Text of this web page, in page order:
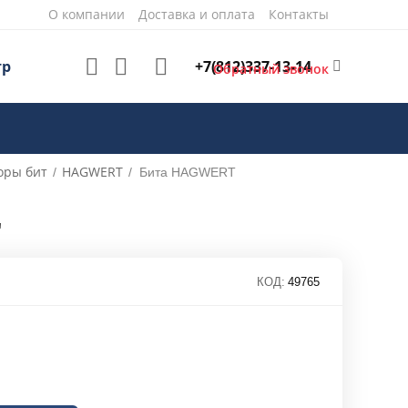
О компании Доставка и оплата Контакты
+7(812)337-13-14
Обратный звонок
бит / HAGWERT / Бита HAGWERT
КОД: 49765